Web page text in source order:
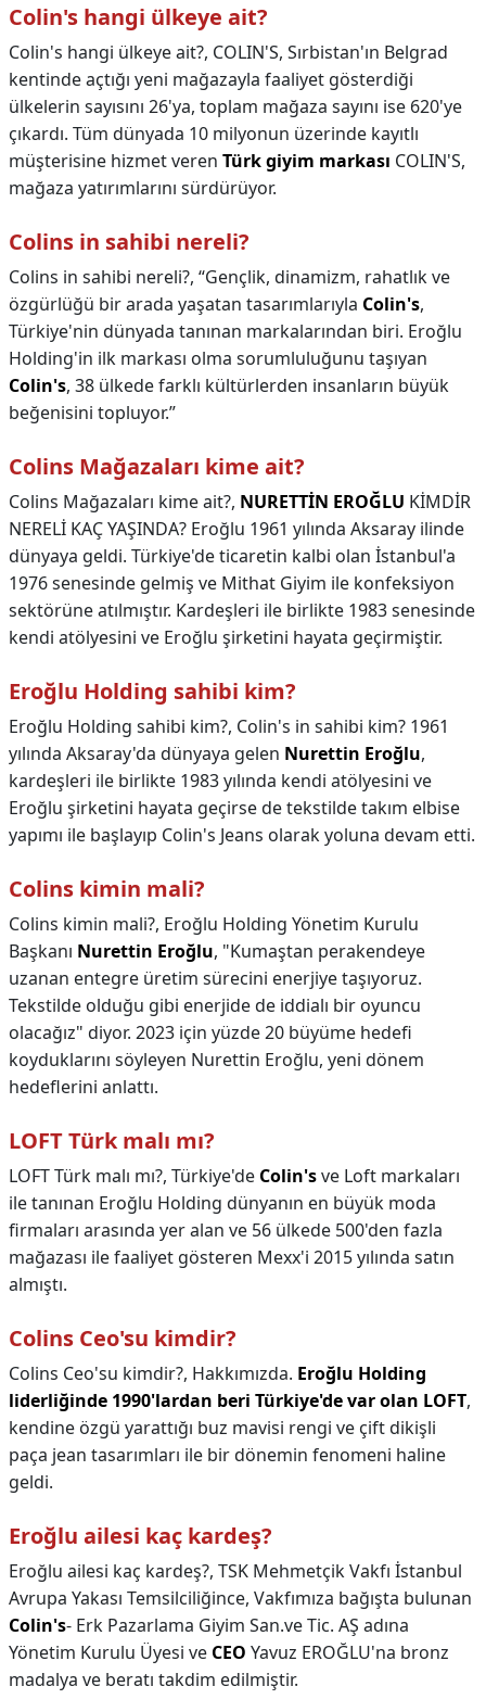
Colin's hangi ülkeye ait?
Colin's hangi ülkeye ait?, COLIN'S, Sırbistan'ın Belgrad
kentinde açtığı yeni mağazayla faaliyet gösterdiği
ülkelerin sayısını 26'ya, toplam mağaza sayını ise 620'ye
çıkardı. Tüm dünyada 10 milyonun üzerinde kayıtlı
müşterisine hizmet veren Türk giyim markası COLIN'S,
mağaza yatırımlarını sürdürüyor.
Colins in sahibi nereli?
Colins in sahibi nereli?, “Gençlik, dinamizm, rahatlık ve
özgürlüğü bir arada yaşatan tasarımlarıyla Colin's,
Türkiye'nin dünyada tanınan markalarından biri. Eroğlu
Holding'in ilk markası olma sorumluluğunu taşıyan
Colin's, 38 ülkede farklı kültürlerden insanların büyük
beğenisini topluyor.”
Colins Mağazaları kime ait?
Colins Mağazaları kime ait?, NURETTİN EROĞLU KİMDİR
NERELİ KAÇ YAŞINDA? Eroğlu 1961 yılında Aksaray ilinde
dünyaya geldi. Türkiye'de ticaretin kalbi olan İstanbul'a
1976 senesinde gelmiş ve Mithat Giyim ile konfeksiyon
sektörüne atılmıştır. Kardeşleri ile birlikte 1983 senesinde
kendi atölyesini ve Eroğlu şirketini hayata geçirmiştir.
Eroğlu Holding sahibi kim?
Eroğlu Holding sahibi kim?, Colin's in sahibi kim? 1961
yılında Aksaray'da dünyaya gelen Nurettin Eroğlu,
kardeşleri ile birlikte 1983 yılında kendi atölyesini ve
Eroğlu şirketini hayata geçirse de tekstilde takım elbise
yapımı ile başlayıp Colin's Jeans olarak yoluna devam etti.
Colins kimin mali?
Colins kimin mali?, Eroğlu Holding Yönetim Kurulu
Başkanı Nurettin Eroğlu, "Kumaştan perakendeye
uzanan entegre üretim sürecini enerjiye taşıyoruz.
Tekstilde olduğu gibi enerjide de iddialı bir oyuncu
olacağız" diyor. 2023 için yüzde 20 büyüme hedefi
koyduklarını söyleyen Nurettin Eroğlu, yeni dönem
hedeflerini anlattı.
LOFT Türk malı mı?
LOFT Türk malı mı?, Türkiye'de Colin'sve Loft markaları
ile tanınan Eroğlu Holding dünyanın en büyük moda
firmaları arasında yer alan ve 56 ülkede 500'den fazla
mağazası ile faaliyet gösteren Mexx'i 2015 yılında satın
almıştı.
Colins Ceo'su kimdir?
Colins Ceo'su kimdir?, Hakkımızda. Eroğlu Holding
liderliğinde 1990'lardan beri Türkiye'de var olan LOFT,
kendine özgü yarattığı buz mavisi rengi ve çift dikişli
paça jean tasarımları ile bir dönemin fenomeni haline
geldi.
Eroğlu ailesi kaç kardeş?
Eroğlu ailesi kaç kardeş?, TSK Mehmetçik Vakfı İstanbul
Avrupa Yakası Temsilciliğince, Vakfımıza bağışta bulunan
Colin's- Erk Pazarlama Giyim San.ve Tic. AŞ adına
Yönetim Kurulu Üyesi ve CEO Yavuz EROĞLU'na bronz
madalya ve beratı takdim edilmiştir.